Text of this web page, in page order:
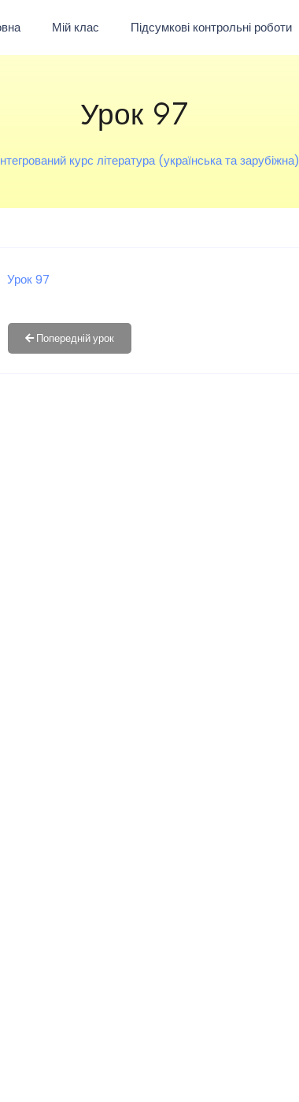
Мій клас Підсумкові контрольні роботи
Урок 97
курс література (українська та зарубіжна)
Урок 97